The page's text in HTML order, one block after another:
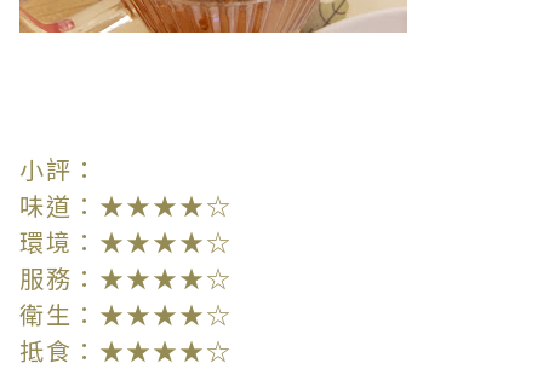
小評：
味道：★★★★☆
環境：★★★★☆
服務：★★★★☆
衛生：★★★★☆
抵食：★★★★☆